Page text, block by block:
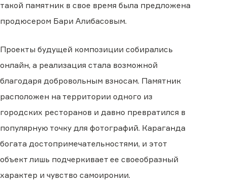
такой памятник в свое время была предложена
продюсером Бари Алибасовым.
Проекты будущей композиции собирались
онлайн, а реализация стала возможной
благодаря добровольным взносам. Памятник
расположен на территории одного из
городских ресторанов и давно превратился в
популярную точку для фотографий. Караганда
богата достопримечательностями, и этот
объект лишь подчеркивает ее своеобразный
характер и чувство самоиронии.